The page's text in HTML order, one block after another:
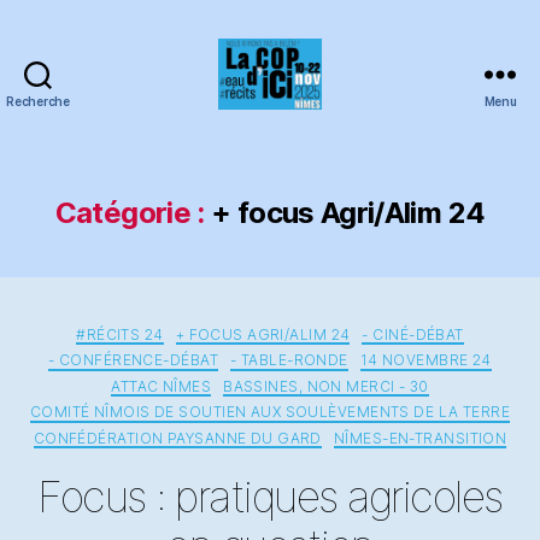
Recherche Menu
Catégorie : + focus Agri/Alim 24
Catégories
#RÉCITS 24 + FOCUS AGRI/ALIM 24
- CINÉ-DÉBAT
- CONFÉRENCE-DÉBAT
- TABLE-RONDE
14 NOVEMBRE 24
ATTAC NÎMES
BASSINES, NON MERCI - 30
COMITÉ NÎMOIS DE SOUTIEN AUX SOULÈVEMENTS DE LA TERRE
CONFÉDÉRATION PAYSANNE DU GARD
NÎMES-EN-TRANSITION
Focus : pratiques agricoles